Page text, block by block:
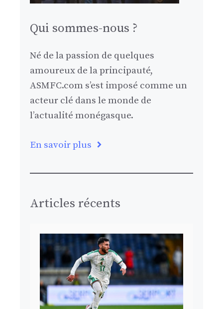
Qui sommes-nous ?
Né de la passion de quelques
amoureux de la principauté,
ASMFC.com s’est imposé comme un
acteur clé dans le monde de
l’actualité monégasque.
En savoir plus
Articles récents